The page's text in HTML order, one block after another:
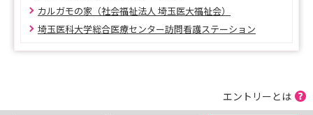
★採用試験について
2027年4月採用のご応募は、埼玉医科大学マイページ
※最終試験日は、8月22日を予定しています。
カルガモの家（社会福祉法人 埼玉医大福祉会）
埼玉医科大学総合医療センター訪問看護ステーション
エントリーとは